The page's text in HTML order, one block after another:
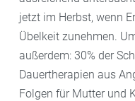
jetzt im Herbst, wenn
Übelkeit zunehmen.
außerdem: 30% der
Dauertherapien aus
Folgen für Mutter und